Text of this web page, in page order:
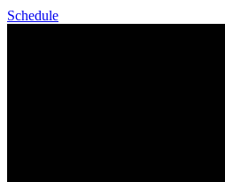
Schedule